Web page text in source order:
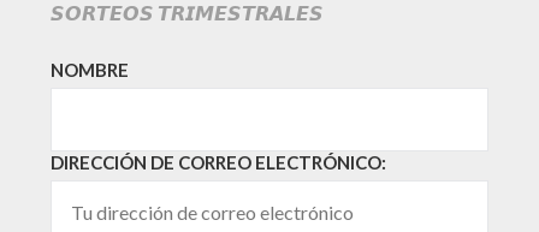
𝙎𝙊𝙍𝙏𝙀𝙊𝙎 𝙏𝙍𝙄𝙈𝙀𝙎𝙏𝙍𝘼𝙇𝙀𝙎
NOMBRE
DIRECCIÓN DE CORREO ELECTRÓNICO: